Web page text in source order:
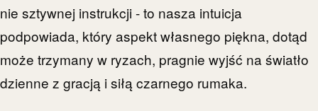
nie sztywnej instrukcji - to nasza intuicja
podpowiada, który aspekt własnego piękna, dotąd
może trzymany w ryzach, pragnie wyjść na światło
dzienne z gracją i siłą czarnego rumaka.